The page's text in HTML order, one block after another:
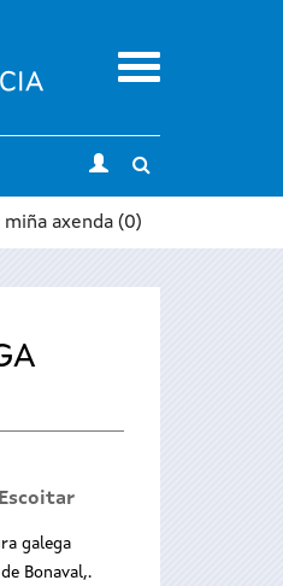
Menu
search
miña axenda (0)
Escoitar
galega
Bonaval,.